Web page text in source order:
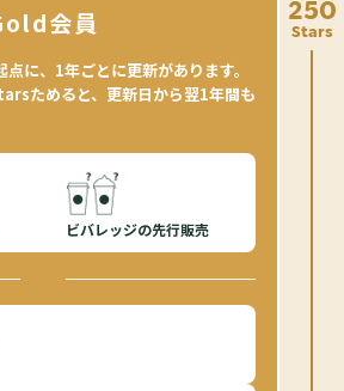
会員
に、1年ごとに更新があります。
ためると、更新日から翌1年間も
ビバレッジの先行販売
250
Stars